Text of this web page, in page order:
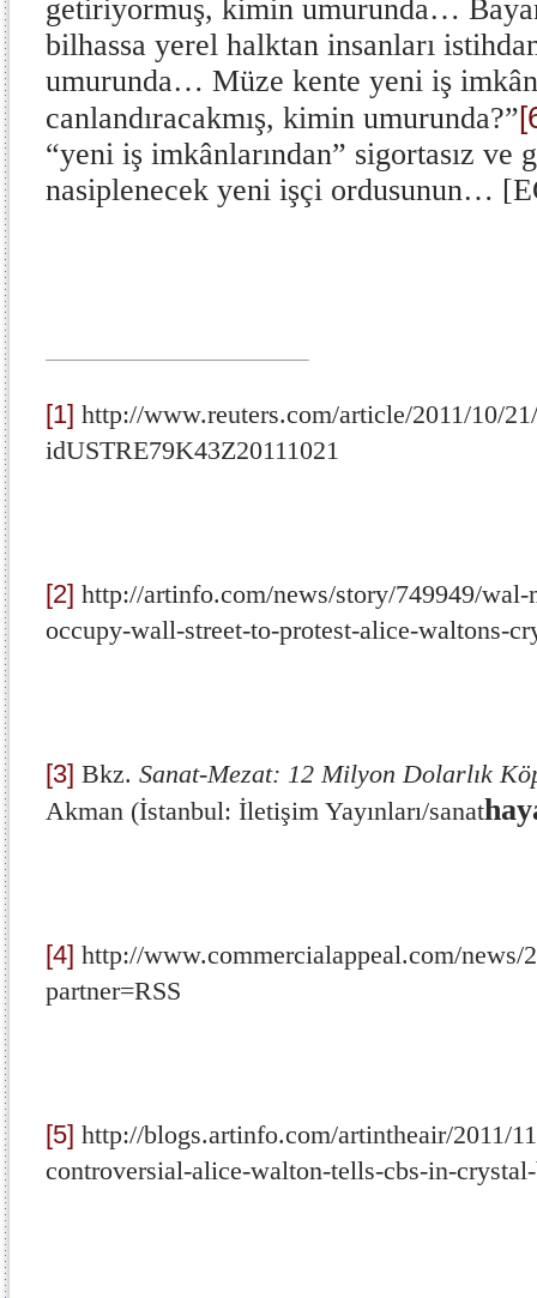
getiriyormuş, kimin umurunda…
bilhassa yerel halktan insanları
umurunda… Müze kente yeni iş
canlandıracakmış, kimin umurunda?”
“yeni iş imkânlarından” sigortasız ve
nasiplenecek yeni işçi ordusunun…
[1] http://www.reuters.com/article/2011/10/
idUSTRE79K43Z20111021
[2] http://artinfo.com/news/story/749949/
occupy-wall-street-to-protest-alice-waltons-
[3] Bkz. Sanat-Mezat: 12 Milyon Dolarlık
Akman (İstanbul: İletişim Yayınları/sanat
[4] http://www.commercialappeal.com/news/
partner=RSS
[5] http://blogs.artinfo.com/artintheair/2011/
controversial-alice-walton-tells-cbs-in-